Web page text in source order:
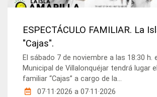
ESPECTÁCULO FAMILIAR. La
"Cajas".
El sábado 7 de noviembre a las 18:30 h.
Municipal de Villalonquéjar tendrá lugar
familiar “Cajas” a cargo de la...
07·11·2026a07·11·2026